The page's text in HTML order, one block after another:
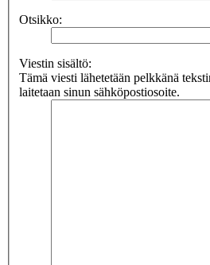
Otsikko:
Viestin sisältö:
Tämä viesti lähetetään pelkkänä
laitetaan sinun sähköpostiosoite.